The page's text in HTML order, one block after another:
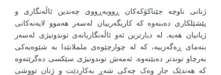
ژنانی ناوچە جێناکۆکەکان ڕووبەڕووی چەندین ئاڵەنگاری و
پێشێلکاری دەبنەوە کە کاریگەرییان لەسەر هەموو لایەنەکانی
ژیانیان هەیە. لە دیارترین ئەو ئاڵەنگاریانەی توندوتیژی لەسەر
بنەمای ڕەگەزییە، کە لە چوارچێوەی ململانێدا بە شێوەیەکی
بەرچاو توندتر دەبێتەوە. ئەمەش توندوتیژی سێکسی دەگرێتەوە
کە هەندێک جار وەک چەکی شەڕ بەکاردێت و ژنان تووشی